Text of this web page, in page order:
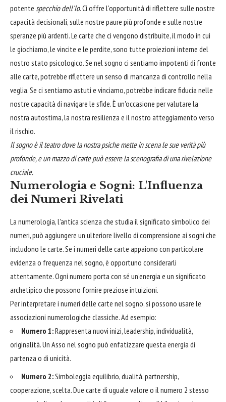
potente specchio dell'Io. Ci offre l'opportunità di riflettere sulle nostre
capacità decisionali, sulle nostre paure più profonde e sulle nostre
speranze più ardenti. Le carte che ci vengono distribuite, il modo in cui
le giochiamo, le vincite e le perdite, sono tutte proiezioni interne del
nostro stato psicologico. Se nel sogno ci sentiamo impotenti di fronte
alle carte, potrebbe riflettere un senso di mancanza di controllo nella
veglia. Se ci sentiamo astuti e vinciamo, potrebbe indicare fiducia nelle
nostre capacità di navigare le sfide. È un'occasione per valutare la
nostra autostima, la nostra resilienza e il nostro atteggiamento verso
il rischio.
Il sogno è il teatro dove la nostra psiche mette in scena le sue verità più
profonde, e un mazzo di carte può essere la scenografia di una rivelazione
cruciale.
Numerologia e Sogni: L'Influenza
dei Numeri Rivelati
La numerologia, l'antica scienza che studia il significato simbolico dei
numeri, può aggiungere un ulteriore livello di comprensione ai sogni che
includono le carte. Se i numeri delle carte appaiono con particolare
evidenza o frequenza nel sogno, è opportuno considerarli
attentamente. Ogni numero porta con sé un'energia e un significato
archetipico che possono fornire preziose intuizioni.
Per interpretare i numeri delle carte nel sogno, si possono usare le
associazioni numerologiche classiche. Ad esempio:
Numero 1:Rappresenta nuovi inizi, leadership, individualità,
originalità. Un Asso nel sogno può enfatizzare questa energia di
partenza o di unicità.
Numero 2:Simboleggia equilibrio, dualità, partnership,
cooperazione, scelta. Due carte di uguale valore o il numero 2 stesso